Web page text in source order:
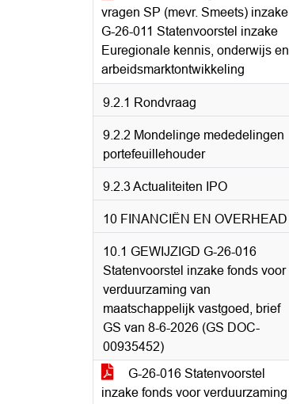
vragen SP (mevr. Smeets) inzake
G-26-011 Statenvoorstel inzake
Euregionale kennis, onderwijs en
arbeidsmarktontwikkeling
9.2.1 Rondvraag
9.2.2 Mondelinge mededelingen
portefeuillehouder
9.2.3 Actualiteiten IPO
10 FINANCIËN EN OVERHEAD
10.1 GEWIJZIGD G-26-016
Statenvoorstel inzake fonds voor
verduurzaming van
maatschappelijk vastgoed, brief
GS van 8-6-2026 (GS DOC-
00935452)
G-26-016 Statenvoorstel
inzake fonds voor verduurzaming